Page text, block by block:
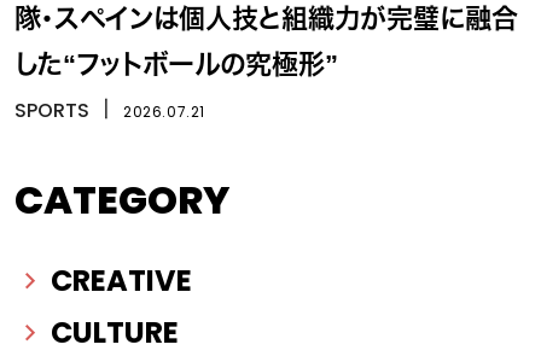
隊・スペインは個人技と組織力が完璧に融合
した“フットボールの究極形”
SPORTS 2026.07.21
CATEGORY
CREATIVE
CULTURE